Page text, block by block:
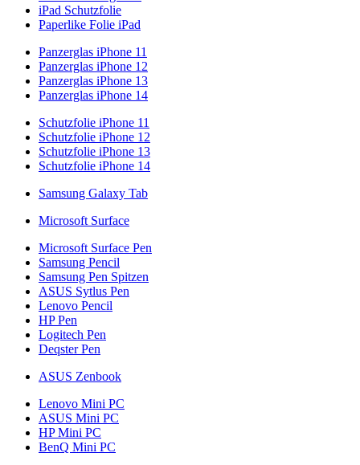
iPad Schutzfolie
Paperlike Folie iPad
Panzerglas iPhone 11
Panzerglas iPhone 12
Panzerglas iPhone 13
Panzerglas iPhone 14
Schutzfolie iPhone 11
Schutzfolie iPhone 12
Schutzfolie iPhone 13
Schutzfolie iPhone 14
Samsung Galaxy Tab
Microsoft Surface
Microsoft Surface Pen
Samsung Pencil
Samsung Pen Spitzen
ASUS Sytlus Pen
Lenovo Pencil
HP Pen
Logitech Pen
Deqster Pen
ASUS Zenbook
Lenovo Mini PC
ASUS Mini PC
HP Mini PC
BenQ Mini PC